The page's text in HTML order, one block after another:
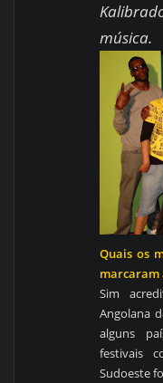
música.
Quais os
marcaram
Sim
Angolana
alguns
festivais
Sudoeste